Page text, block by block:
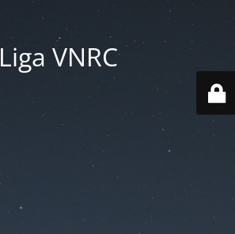
Liga VNRC